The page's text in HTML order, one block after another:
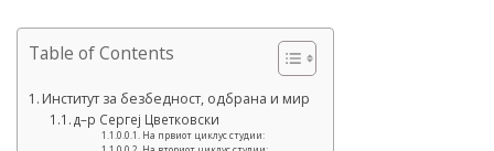
Table of Contents
Институт за безбедност, одбрана и мир
д–р Сергеј Цветковски
На првиот циклус студии: